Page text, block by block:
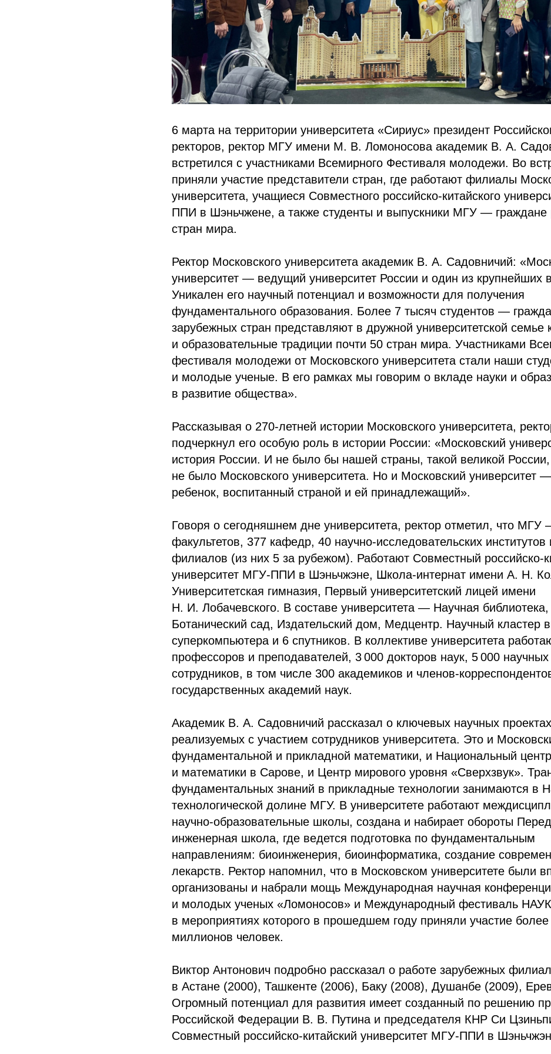
6 марта на территории университета «Сириус» президент
ректоров, ректор МГУ имени М. В. Ломоносова академик В. А.
встретился с участниками Всемирного Фестиваля молодежи. Во
приняли участие представители стран, где работают филиалы
университета, учащиеся Совместного российско-китайского
ППИ в Шэньчжене, а также студенты и выпускники МГУ — граждане
стран мира.
Ректор Московского университета академик В. А. Садовничий:
университет — ведущий университет России и один из крупнейших
Уникален его научный потенциал и возможности для получения
фундаментального образования. Более 7 тысяч студентов —
зарубежных стран представляют в дружной университетской семье
и образовательные традиции почти 50 стран мира. Участниками
фестиваля молодежи от Московского университета стали наши
и молодые ученые. В его рамках мы говорим о вкладе науки и
в развитие общества».
Рассказывая о 270-летней истории Московского университета,
подчеркнул его особую роль в истории России: «Московский
история России. И не было бы нашей страны, такой великой
не было Московского университета. Но и Московский университет
ребенок, воспитанный страной и ей принадлежащий».
Говоря о сегодняшнем дне университета, ректор отметил, что МГУ
факультетов, 377 кафедр, 40 научно-исследовательских институтов
филиалов (из них 5 за рубежом). Работают Совместный российско-
университет МГУ-ППИ в Шэньчжэне, Школа-интернат имени А. Н.
Университетская гимназия, Первый университетский лицей имени
Н. И. Лобачевского. В составе университета — Научная
Ботанический сад, Издательский дом, Медцентр. Научный кластер
суперкомпьютера и 6 спутников. В коллективе университета
профессоров и преподавателей, 3 000 докторов наук, 5 000 научных
сотрудников, в том числе 300 академиков и членов-
государственных академий наук.
Академик В. А. Садовничий рассказал о ключевых научных
реализуемых с участием сотрудников университета. Это и
фундаментальной и прикладной математики, и Национальный
и математики в Сарове, и Центр мирового уровня «Сверхзвук».
фундаментальных знаний в прикладные технологии занимаются в
технологической долине МГУ. В университете работают
научно-образовательные школы, создана и набирает обороты
инженерная школа, где ведется подготовка по фундаментальным
направлениям: биоинженерия, биоинформатика, создание
лекарств. Ректор напомнил, что в Московском университете были
организованы и набрали мощь Международная научная
и молодых ученых «Ломоносов» и Международный фестиваль
в мероприятиях которого в прошедшем году приняли участие
миллионов человек.
Виктор Антонович подробно рассказал о работе зарубежных
в Астане (2000), Ташкенте (2006), Баку (2008), Душанбе (2009),
Огромный потенциал для развития имеет созданный по решению
Российской Федерации В. В. Путина и председателя КНР Си
Совместный российско-китайский университет МГУ-ППИ в